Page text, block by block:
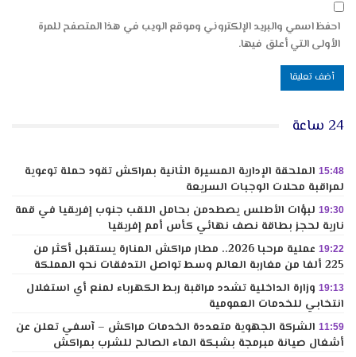
احفظ اسمي والبريد الإلكتروني وموقع الويب في هذا المتصفح للمرة
الأولى التي أعلق فيها.
24 ساعة
15:48 الملحقة الإدارية المسيرة الثانية بمراكش تقود حملة توعوية
لمراقبة محلات الوجبات السريعة
19:30 لبؤات الأطلس يصطدمن بحامل اللقب جنوب إفريقيا في قمة
نارية لحجز بطاقة نصف نهائي كأس أمم إفريقيا
19:22
عملية مرحبا 2026.. مطار مراكش المنارة يستقبل أكثر من
225 ألفا من مغاربة العالم وسط تواصل التدفقات نحو المملكة
19:13 وزارة الداخلية تشدد مراقبة ربط الكهرباء لمنع أي استغلال
انتخابي للخدمات العمومية
11:59 الشركة الجهوية متعددة الخدمات مراكش – آسفي تعلن عن
أشغال صيانة مبرمجة بشبكة الماء الصالح للشرب بمراكش